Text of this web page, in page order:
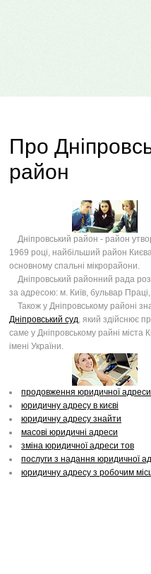
Про
район
Дніпровський район - район
1969 році, найбільший район
основному спальні мікрорайони.
Дніпровський районний рада
за адресою: м. Київ, бульвар
Також у Дніпровському районі
Дніпровський суд, який здійснює
саме у Дніпровському райні міста
імені України.
продовження юридичної адреси
юридичну адресу в києві
юридичну адресу знайти
масові юридичні адреси
зміна юридичної адреси тов
послуги з надання юридичної
юридичну адресу з робочим